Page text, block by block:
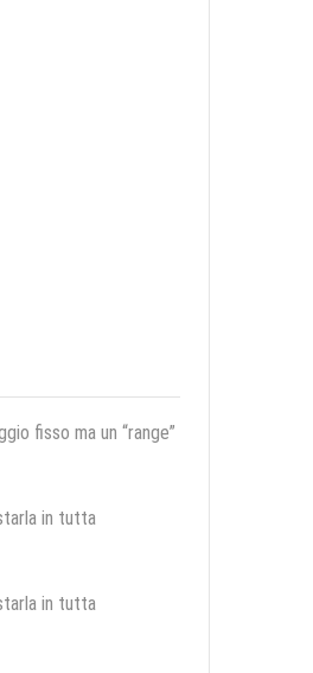
fisso ma un “range”
in tutta
in tutta